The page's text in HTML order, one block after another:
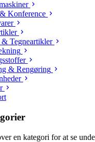
Konference
Tegneartikler
& Rengøring
en kategori for at se